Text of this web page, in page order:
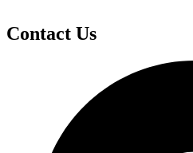
Contact Us